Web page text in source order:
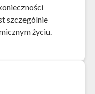
szczególnie
życiu.